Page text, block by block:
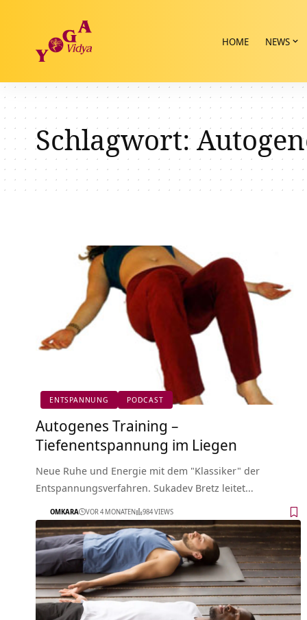
HOME NEWS
Schlagwort:
ENTSPANNUNG PODCAST
Autogenes Training –
Tiefenentspannung im Liegen
Neue Ruhe und Energie mit dem "Klassiker" der
Entspannungsverfahren. Sukadev Bretz leitet…
OMKARA VOR 4 MONATEN 984 VIEWS